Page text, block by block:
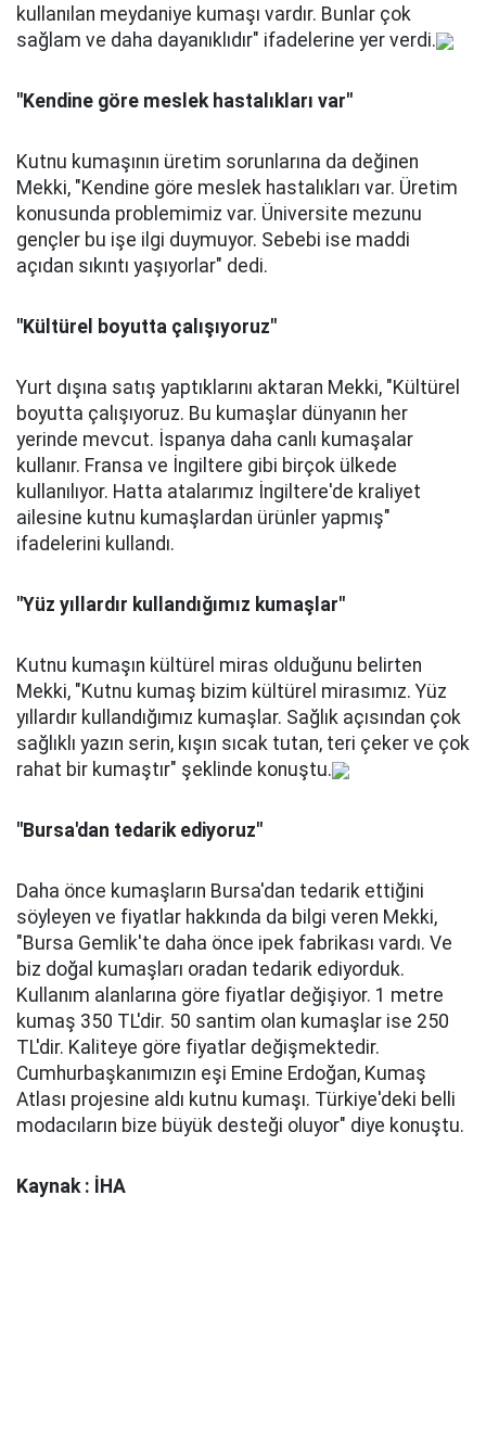
kullanılan meydaniye kumaşı vardır. Bunlar çok
sağlam ve daha dayanıklıdır" ifadelerine yer verdi.
"Kendine göre meslek hastalıkları var"
Kutnu kumaşının üretim sorunlarına da değinen
Mekki, "Kendine göre meslek hastalıkları var. Üretim
konusunda problemimiz var. Üniversite mezunu
gençler bu işe ilgi duymuyor. Sebebi ise maddi
açıdan sıkıntı yaşıyorlar" dedi.
"Kültürel boyutta çalışıyoruz"
Yurt dışına satış yaptıklarını aktaran Mekki, "Kültürel
boyutta çalışıyoruz. Bu kumaşlar dünyanın her
yerinde mevcut. İspanya daha canlı kumaşalar
kullanır. Fransa ve İngiltere gibi birçok ülkede
kullanılıyor. Hatta atalarımız İngiltere'de kraliyet
ailesine kutnu kumaşlardan ürünler yapmış"
ifadelerini kullandı.
"Yüz yıllardır kullandığımız kumaşlar"
Kutnu kumaşın kültürel miras olduğunu belirten
Mekki, "Kutnu kumaş bizim kültürel mirasımız. Yüz
yıllardır kullandığımız kumaşlar. Sağlık açısından çok
sağlıklı yazın serin, kışın sıcak tutan, teri çeker ve çok
rahat bir kumaştır" şeklinde konuştu.
"Bursa'dan tedarik ediyoruz"
Daha önce kumaşların Bursa'dan tedarik ettiğini
söyleyen ve fiyatlar hakkında da bilgi veren Mekki,
"Bursa Gemlik'te daha önce ipek fabrikası vardı. Ve
biz doğal kumaşları oradan tedarik ediyorduk.
Kullanım alanlarına göre fiyatlar değişiyor. 1 metre
kumaş 350 TL'dir. 50 santim olan kumaşlar ise 250
TL'dir. Kaliteye göre fiyatlar değişmektedir.
Cumhurbaşkanımızın eşi Emine Erdoğan, Kumaş
Atlası projesine aldı kutnu kumaşı. Türkiye'deki belli
modacıların bize büyük desteği oluyor" diye konuştu.
Kaynak : İHA